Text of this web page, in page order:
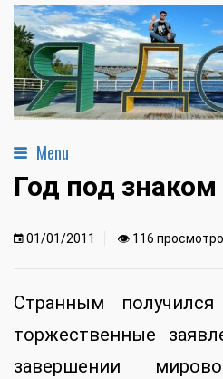
Menu
Год под знаком
01/01/2011 👁 116
Странным
торжественные
завершении